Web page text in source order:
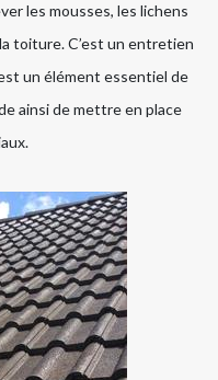
les mousses, les lichens
toiture. C’est un entretien
un élément essentiel de
ainsi de mettre en place